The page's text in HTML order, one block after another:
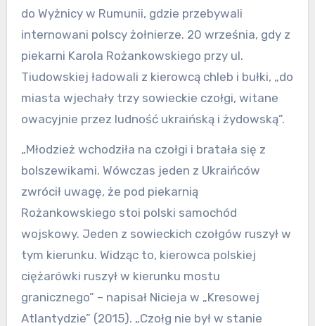
do Wyżnicy w Rumunii, gdzie przebywali
internowani polscy żołnierze. 20 września, gdy z
piekarni Karola Rożankowskiego przy ul.
Tiudowskiej ładowali z kierowcą chleb i bułki, „do
miasta wjechały trzy sowieckie czołgi, witane
owacyjnie przez ludność ukraińską i żydowską”.
„Młodzież wchodziła na czołgi i bratała się z
bolszewikami. Wówczas jeden z Ukraińców
zwrócił uwagę, że pod piekarnią
Rożankowskiego stoi polski samochód
wojskowy. Jeden z sowieckich czołgów ruszył w
tym kierunku. Widząc to, kierowca polskiej
ciężarówki ruszył w kierunku mostu
granicznego” – napisał Nicieja w „Kresowej
Atlantydzie” (2015). „Czołg nie był w stanie